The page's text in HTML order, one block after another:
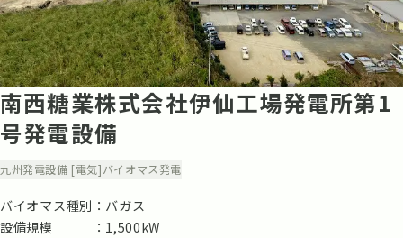
南西糖業株式会社伊仙工場発電所第1
号発電設備
九州発電設備 [電気]バイオマス発電
バイオマス種別
バガス
設備規模
1,500kW